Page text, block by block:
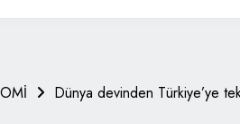
Dünya devinden Türkiye’ye